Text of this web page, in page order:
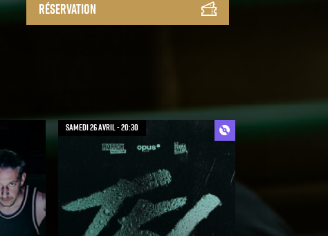
Réservation
samedi 26 avril - 20:30